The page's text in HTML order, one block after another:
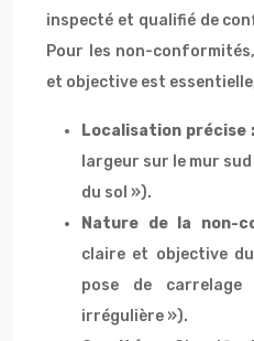
inspecté et qualifié de
Pour les non-
et objective est
Localisation précise :
largeur sur le mur
du sol »).
Nature de la non-
claire et objective
pose de
irrégulière »).